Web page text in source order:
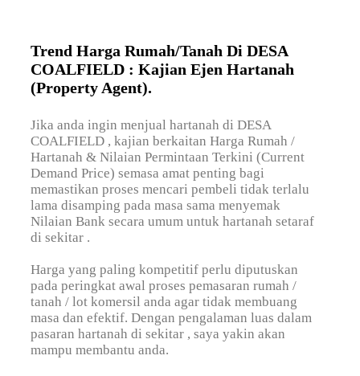
Trend Harga Rumah/Tanah Di DESA
COALFIELD : Kajian Ejen Hartanah
(Property Agent).
Jika anda ingin menjual hartanah di DESA
COALFIELD , kajian berkaitan Harga Rumah /
Hartanah & Nilaian Permintaan Terkini (Current
Demand Price) semasa amat penting bagi
memastikan proses mencari pembeli tidak terlalu
lama disamping pada masa sama menyemak
Nilaian Bank secara umum untuk hartanah setaraf
di sekitar .
Harga yang paling kompetitif perlu diputuskan
pada peringkat awal proses pemasaran rumah /
tanah / lot komersil anda agar tidak membuang
masa dan efektif. Dengan pengalaman luas dalam
pasaran hartanah di sekitar , saya yakin akan
mampu membantu anda.